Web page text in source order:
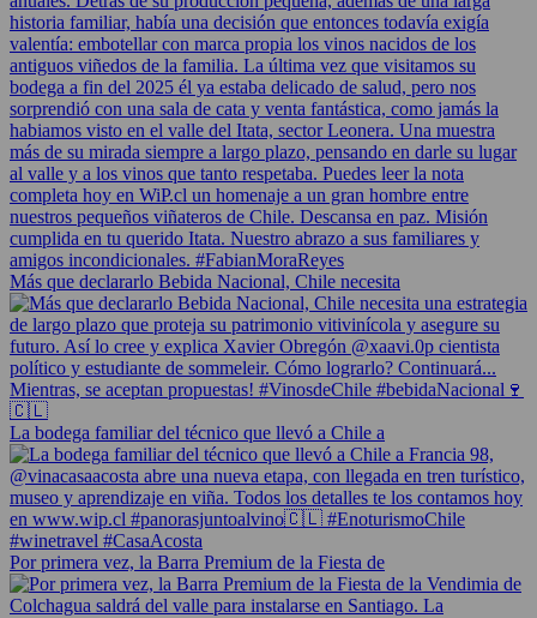
Más que declararlo Bebida Nacional, Chile necesita
La bodega familiar del técnico que llevó a Chile a
Por primera vez, la Barra Premium de la Fiesta de